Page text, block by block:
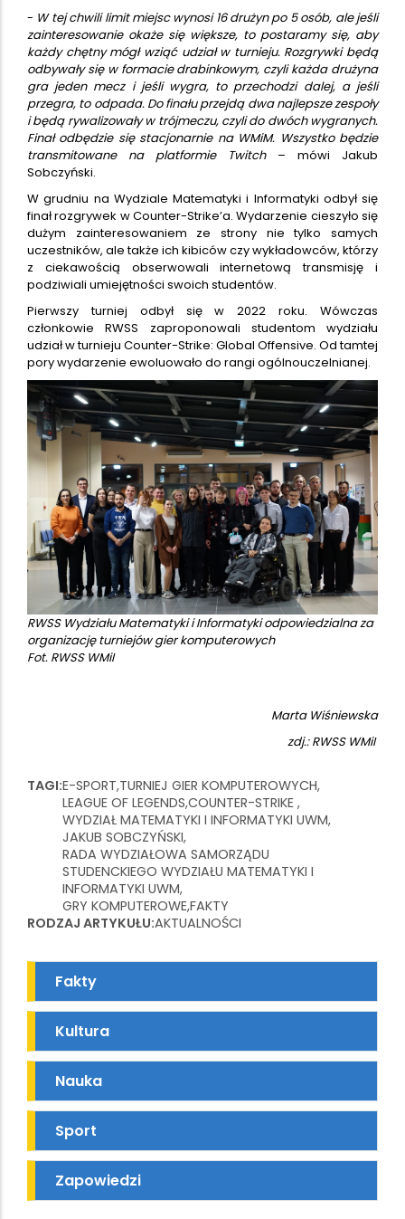
- W tej chwili limit miejsc wynosi 16 drużyn po 5 osób, ale jeśli
zainteresowanie okaże się większe, to postaramy się, aby
każdy chętny mógł wziąć udział w turnieju. Rozgrywki będą
odbywały się w formacie drabinkowym, czyli każda drużyna
gra jeden mecz i jeśli wygra, to przechodzi dalej, a jeśli
przegra, to odpada. Do finału przejdą dwa najlepsze zespoły
i będą rywalizowały w trójmeczu, czyli do dwóch wygranych.
Finał odbędzie się stacjonarnie na WMiM. Wszystko będzie
transmitowane na platformie Twitch– mówi Jakub
Sobczyński.
W grudniu na Wydziale Matematyki i Informatyki odbył się
finał rozgrywek w Counter-Strike’a. Wydarzenie cieszyło się
dużym zainteresowaniem ze strony nie tylko samych
uczestników, ale także ich kibiców czy wykładowców, którzy
z ciekawością obserwowali internetową transmisję i
podziwiali umiejętności swoich studentów.
Pierwszy turniej odbył się w 2022 roku. Wówczas
członkowie RWSS zaproponowali studentom wydziału
udział w turnieju Counter-Strike: Global Offensive. Od tamtej
pory wydarzenie ewoluowało do rangi ogólnouczelnianej.
RWSS Wydziału Matematyki i Informatyki odpowiedzialna za
organizację turniejów gier komputerowych
Fot. RWSS WMiI
Marta Wiśniewska
zdj.: RWSS WMiI
TAGI E-SPORT TURNIEJ GIER KOMPUTEROWYCH
LEAGUE OF LEGENDS COUNTER-STRIKE
WYDZIAŁ MATEMATYKI I INFORMATYKI UWM
JAKUB SOBCZYŃSKI
RADA WYDZIAŁOWA SAMORZĄDU
STUDENCKIEGO WYDZIAŁU MATEMATYKI I
INFORMATYKI UWM
GRY KOMPUTEROWEFAKTY
RODZAJ ARTYKUŁU AKTUALNOŚCI
Fakty
Kultura
Nauka
Sport
Zapowiedzi